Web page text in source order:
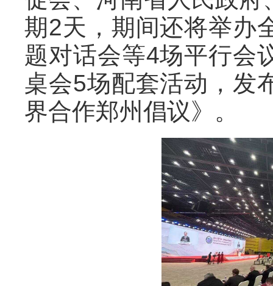
期2天，期间还将举办
题对话会等4场平行会
桌会5场配套活动，发
界合作郑州倡议》。